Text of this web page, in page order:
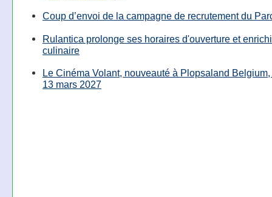
Coup d’envoi de la campagne de recrutement du
Rulantica prolonge ses horaires d'ouverture et
culinaire
Le Cinéma Volant, nouveauté à Plopsaland
13 mars 2027